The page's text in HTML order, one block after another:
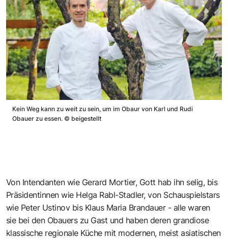
Kein Weg kann zu weit zu sein, um im Obaur von Karl und Rudi
Obauer zu essen. © beigestellt
Von Intendanten wie Gerard Mortier, Gott hab ihn selig, bis
Präsidentinnen wie Helga Rabl-Stadler, von Schauspielstars
wie Peter Ustinov bis Klaus Maria Brandauer - alle waren
sie bei den Obauers zu Gast und haben deren grandiose
klassische regionale Küche mit modernen, meist asiatischen